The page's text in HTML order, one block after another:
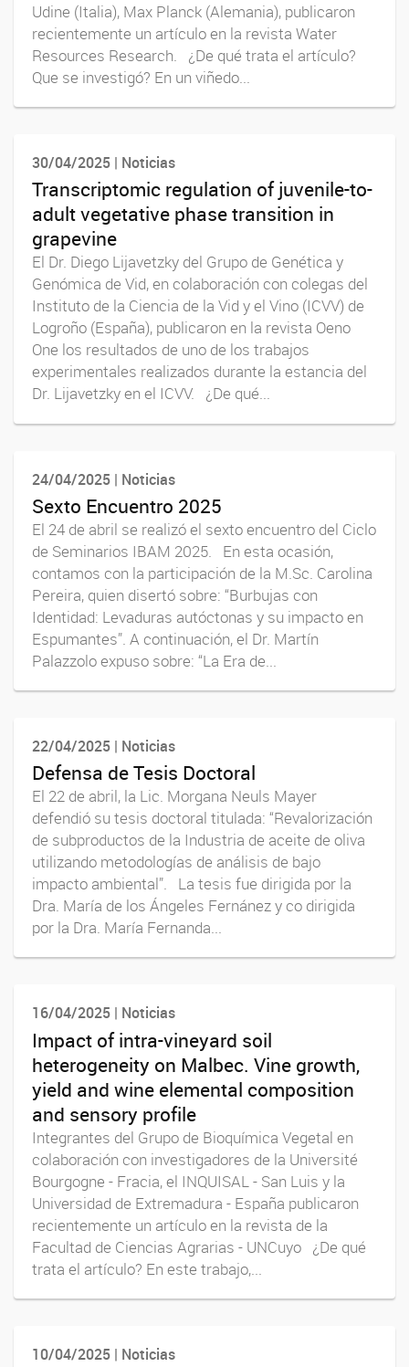
Udine (Italia), Max Planck (Alemania), publicaron
recientemente un artículo en la revista Water
Resources Research. ¿De qué trata el artículo?
Que se investigó? En un viñedo...
30/04/2025 | Noticias
Transcriptomic regulation of juvenile-to-
adult vegetative phase transition in
grapevine
El Dr. Diego Lijavetzky del Grupo de Genética y
Genómica de Vid, en colaboración con colegas del
Instituto de la Ciencia de la Vid y el Vino (ICVV) de
Logroño (España), publicaron en la revista Oeno
One los resultados de uno de los trabajos
experimentales realizados durante la estancia del
Dr. Lijavetzky en el ICVV. ¿De qué...
24/04/2025 | Noticias
Sexto Encuentro 2025
El 24 de abril se realizó el sexto encuentro del Ciclo
de Seminarios IBAM 2025. En esta ocasión,
contamos con la participación de la M.Sc. Carolina
Pereira, quien disertó sobre: “Burbujas con
Identidad: Levaduras autóctonas y su impacto en
Espumantes”. A continuación, el Dr. Martín
Palazzolo expuso sobre: “La Era de...
22/04/2025 | Noticias
Defensa de Tesis Doctoral
El 22 de abril, la Lic. Morgana Neuls Mayer
defendió su tesis doctoral titulada: “Revalorización
de subproductos de la Industria de aceite de oliva
utilizando metodologías de análisis de bajo
impacto ambiental”. La tesis fue dirigida por la
Dra. María de los Ángeles Fernánez y co dirigida
por la Dra. María Fernanda...
16/04/2025 | Noticias
Impact of intra-vineyard soil
heterogeneity on Malbec. Vine growth,
yield and wine elemental composition
and sensory profile
Integrantes del Grupo de Bioquímica Vegetal en
colaboración con investigadores de la Université
Bourgogne - Fracia, el INQUISAL - San Luis y la
Universidad de Extremadura - España publicaron
recientemente un artículo en la revista de la
Facultad de Ciencias Agrarias - UNCuyo ¿De qué
trata el artículo? En este trabajo,...
10/04/2025 | Noticias